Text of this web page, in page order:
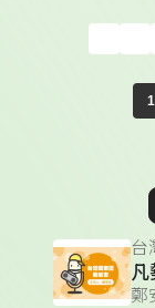
1
台
凡
鄭